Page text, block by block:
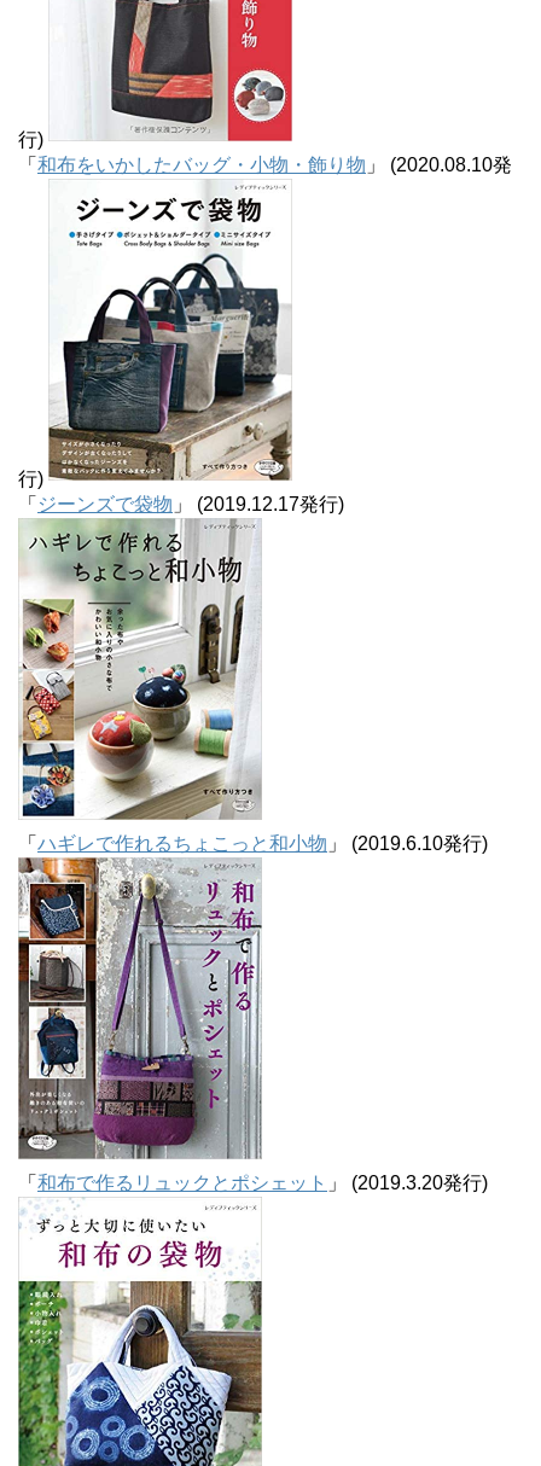
行)
「 和布をいかしたバッグ・小物・飾り物 」 (2020.08.10発
行)
「 ジーンズで袋物 」 (2019.12.17発行)
「 ハギレで作れるちょこっと和小物 」 (2019.6.10発行)
「 和布で作るリュックとポシェット 」 (2019.3.20発行)